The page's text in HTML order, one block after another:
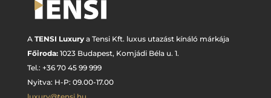
A TENSI Luxurya Tensi Kft. luxus utazást kínáló márkája
Főiroda: 1023 Budapest, Komjádi Béla u. 1.
Tel.: +36 70 45 99 999
Nyitva: H-P: 09.00-17.00